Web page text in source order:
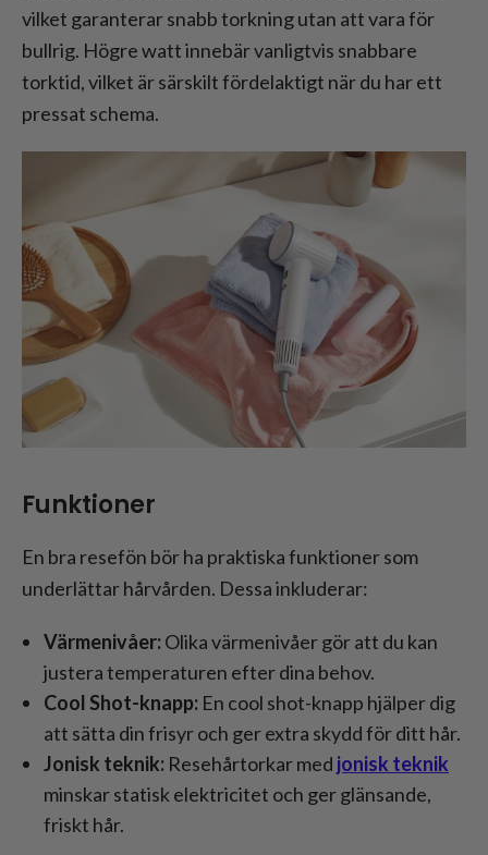
vilket garanterar snabb torkning utan att vara för
bullrig. Högre watt innebär vanligtvis snabbare
torktid, vilket är särskilt fördelaktigt när du har ett
pressat schema.
Funktioner
En bra resefön bör ha praktiska funktioner som
underlättar hårvården. Dessa inkluderar:
Värmenivåer:Olika värmenivåer gör att du kan
justera temperaturen efter dina behov.
Cool Shot-knapp: En cool shot-knapp hjälper dig
att sätta din frisyr och ger extra skydd för ditt hår.
Jonisk teknik: Resehårtorkar med jonisk teknik
minskar statisk elektricitet och ger glänsande,
friskt hår.